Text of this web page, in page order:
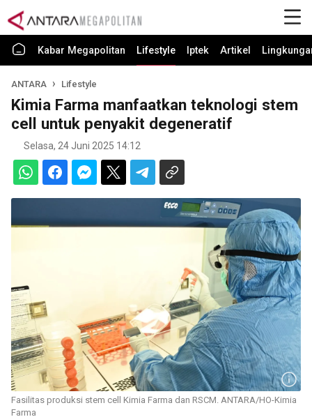
Kabar Megapolitan Lifestyle Iptek Artikel
ANTARA Lifestyle
Kimia Farma manfaatkan teknologi stem
cell untuk penyakit degeneratif
Selasa, 24 Juni 2025 14:12
Fasilitas produksi stem cell Kimia Farma dan RSCM. ANTARA/HO-Kimia
Farma